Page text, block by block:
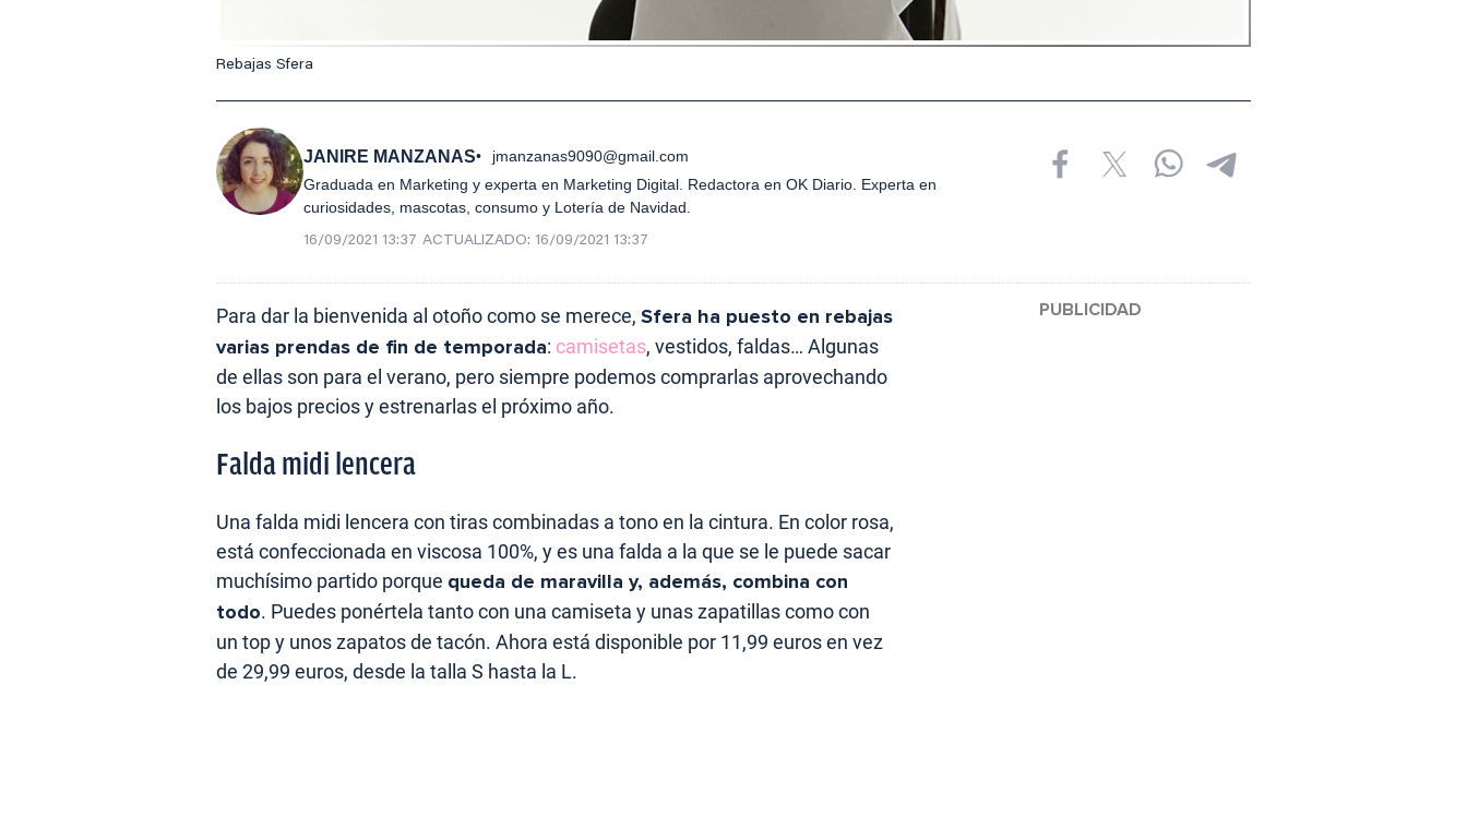
Rebajas Sfera
JANIRE MANZANAS
jmanzanas9090@gmail.com
Graduada en Marketing y experta en Marketing Digital. Redactora en OK Diario. Experta en
curiosidades, mascotas, consumo y Lotería de Navidad.
16/09/2021 13:37 ACTUALIZADO: 16/09/2021 13:37
Para dar la bienvenida al otoño como se merece, Sfera ha puesto en rebajas
varias prendas de fin de temporada: camisetas, vestidos, faldas… Algunas
de ellas son para el verano, pero siempre podemos comprarlas aprovechando
los bajos precios y estrenarlas el próximo año.
Falda midi lencera
Una falda midi lencera con tiras combinadas a tono en la cintura. En color rosa,
está confeccionada en viscosa 100%, y es una falda a la que se le puede sacar
muchísimo partido porque queda de maravilla y, además, combina con
todo. Puedes ponértela tanto con una camiseta y unas zapatillas como con
un top y unos zapatos de tacón. Ahora está disponible por 11,99 euros en vez
de 29,99 euros, desde la talla S hasta la L.